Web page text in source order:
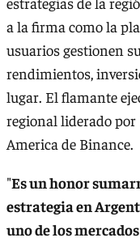
a la firma como la
usuarios gestionen
rendimientos,
lugar. El flamante
regional liderado por
America de Binance.
"Es un honor
estrategia en
uno de los